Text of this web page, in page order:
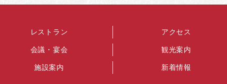
レストラン
会議・宴会
施設案内
アクセス
観光案内
新着情報